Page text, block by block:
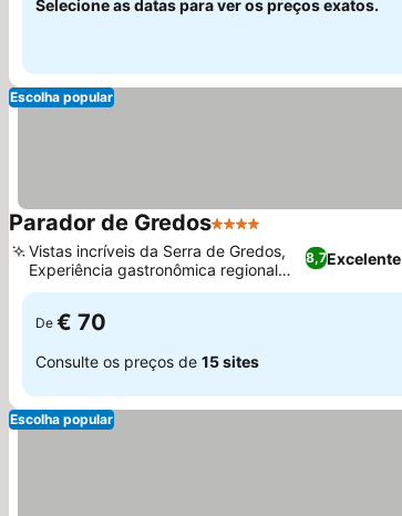
Selecione as datas para ver os preços exatos.
Escolha popular
Parador de Gredos4 Estrelas
8,7Excelente
Vistas incríveis da Serra de Gredos,
Experiência gastronômica regional
autêntica
De € 70
Consulte os preços de 15 sites
Escolha popular